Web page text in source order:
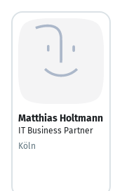
Matthias Holtmann
IT Business Partner
Köln